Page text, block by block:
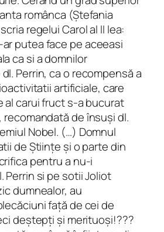
românca (Ștefania
regelui Carol al II lea:
ar putea face pe aceeasi
ca si a domnilor
Perrin, ca o recompensă a
artificiale, care
al carui fruct s-a bucurat
recomandată de însuși dl.
Nobel. (…) Domnul
de Științe și o parte din
pentru a nu-i
Perrin si pe sotii Joliot
dumnealor, au
față de cei de
deștepți și merituoși!???